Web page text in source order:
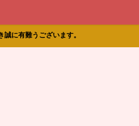
に有難うございます。